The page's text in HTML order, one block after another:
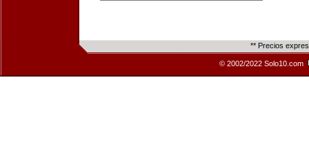
** Precios
© 2002/2022 Solo10.com